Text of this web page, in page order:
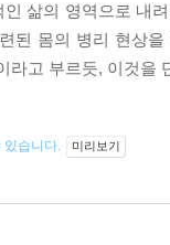
삶의 영역으로 내
된 몸의 병리 현상
라고 부르듯, 이것
있습니다. 미리보기